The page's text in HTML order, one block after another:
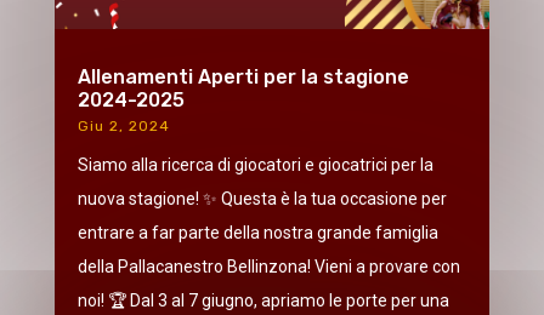
Allenamenti Aperti per la stagione
2024-2025
Giu 2, 2024
Siamo alla ricerca di giocatori e giocatrici per la
nuova stagione! ✨ Questa è la tua occasione per
entrare a far parte della nostra grande famiglia
della Pallacanestro Bellinzona! Vieni a provare con
noi! 🏆 Dal 3 al 7 giugno, apriamo le porte per una